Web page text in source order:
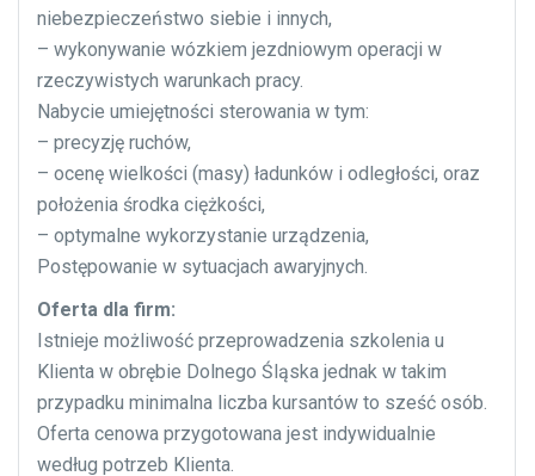
niebezpieczeństwo siebie i innych,
– wykonywanie wózkiem jezdniowym operacji w
rzeczywistych warunkach pracy.
Nabycie umiejętności sterowania w tym:
– precyzję ruchów,
– ocenę wielkości (masy) ładunków i odległości, oraz
położenia środka ciężkości,
– optymalne wykorzystanie urządzenia,
Postępowanie w sytuacjach awaryjnych.
Oferta dla firm:
Istnieje możliwość przeprowadzenia szkolenia u
Klienta w obrębie Dolnego Śląska jednak w takim
przypadku minimalna liczba kursantów to sześć osób.
Oferta cenowa przygotowana jest indywidualnie
według potrzeb Klienta.